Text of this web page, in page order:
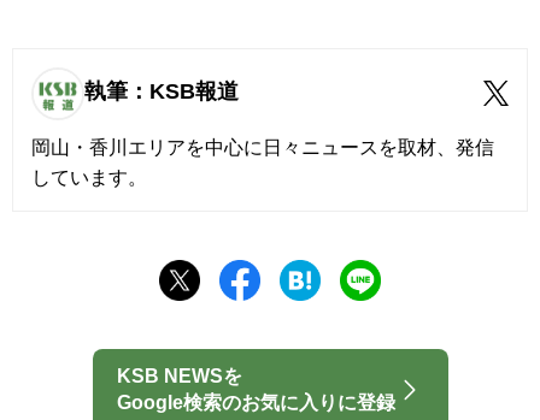
執筆：KSB報道
岡山・香川エリアを中心に日々ニュースを取材、発信
しています。
KSB NEWSを
Google検索のお気に入りに登録